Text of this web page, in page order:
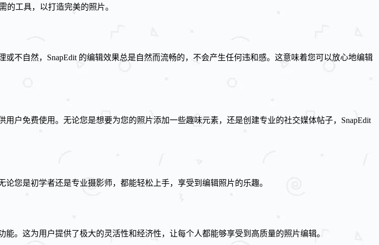
的工具，以打造完美的照片。
不自然，SnapEdit 的编辑效果总是自然而流畅的，不会产生任何违和感。这意味着您可以放心地编辑
户免费使用。无论您是想要为您的照片添加一些趣味元素，还是创建专业的社交媒体帖子，SnapEdit
您是初学者还是专业摄影师，都能轻松上手，享受到编辑照片的乐趣。
。这为用户提供了极大的灵活性和经济性，让每个人都能够享受到高质量的照片编辑。